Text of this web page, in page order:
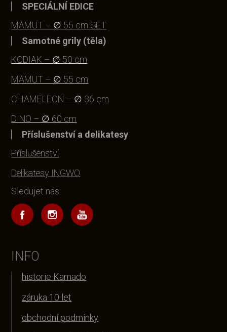
SPECIÁLNÍ EDICE
MAMUT – ∅ 55 cm SET
Samotné grily (těla)
KODIAK – ∅ 50 cm
MAMUT – ∅ 55 cm
CHAMELEON – ∅ 36 cm
DINO – ∅ 60 cm
Příslušenství a delikatesy
Příslušenství
Delikatesy INGWO
Sledujet nás:
INFO
historie Kamado
záruka 10 let
obchodní podmínky